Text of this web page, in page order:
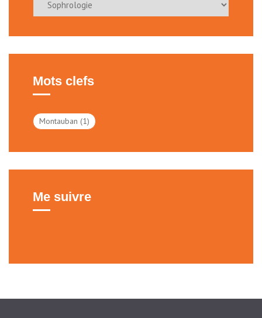
Mots clefs
Montauban (1)
Me suivre